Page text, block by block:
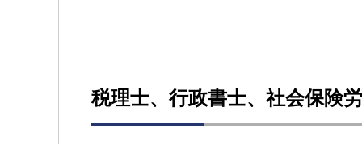
税理士、行政書士、社会保険